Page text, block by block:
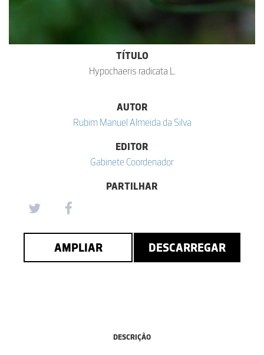
TÍTULO
Hypochaeris radicata L.
AUTOR
Rubim Manuel Almeida da Silva
EDITOR
Gabinete Coordenador
PARTILHAR
AMPLIAR DESCARREGAR
DESCRIÇÃO